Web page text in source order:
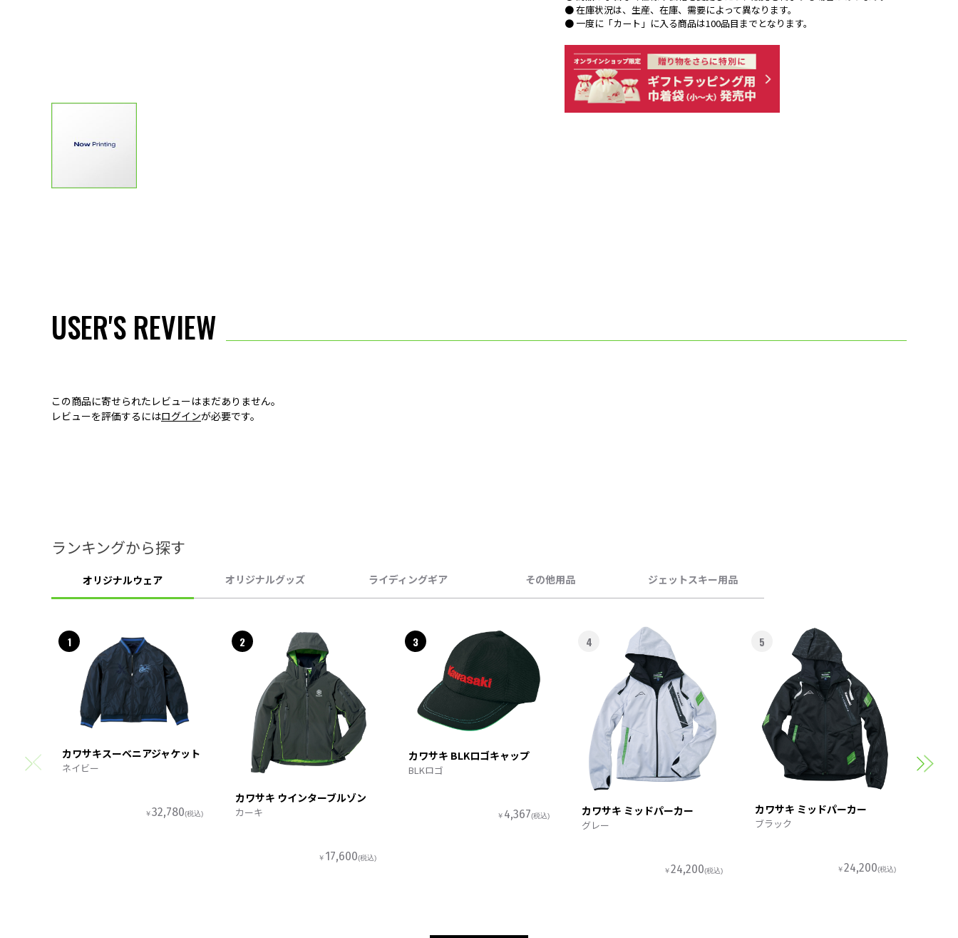
● 在庫状況は、生産、在庫、需要によって異なります。
● 一度に「カート」に入る商品は100品目までとなります。
USER'S REVIEW
この商品に寄せられたレビューはまだありません。
レビューを評価するにはログインが必要です。
ランキングから探す
オリジナルウェア オリジナルグッズ ライディングギア その他用品 ジェットスキー用品
1
カワサキスーベニアジャケット
ネイビー
￥32,780(税込)
2
カワサキ ウインターブルゾン
カーキ
￥ 17,600(税込)
3
カワサキ BLKロゴキャップ
BLKロゴ
￥ 4,367(税込)
4
カワサキ ミッドパーカー
グレー
￥24,200(税込)
5
カワサキ ミッドパーカー
ブラック
￥24,200(税込)
スポ